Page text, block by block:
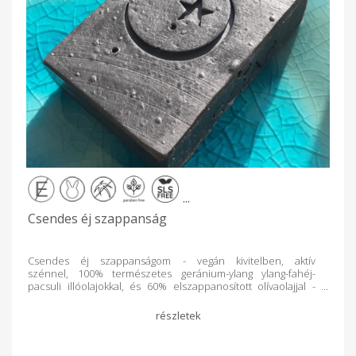
laktát, glicerin* *a szappanosodás során természetes úton
keletkezik Ingredients: saponified coconut oil, olive oil,
chamomile - calendula extract, sodium lactate, glycerin * *
occurs naturally during saponification
...
Csendes éj szappanság
Csendes éj szappanságom - vegán kivitelben, aktív
szénnel, 100% természetes geránium-ylang ylang-fahéj-
pacsuli illóolajokkal, és 60% elszappanosított olívaolajjal -
arcmosószappanként ajánlva (zsíros bőrre). Az aktivált szén
mikróba, vírus, baktérium és méreganyag megkötő képessége